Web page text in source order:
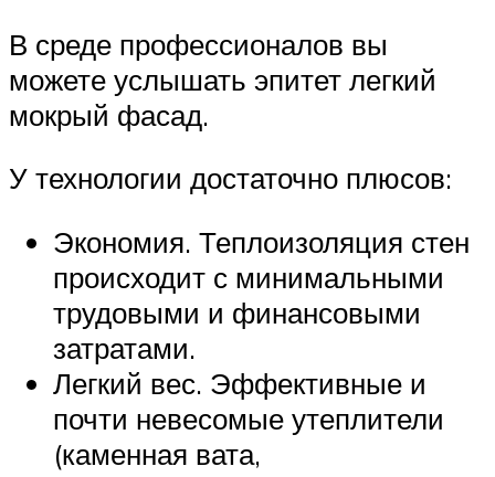
В среде профессионалов вы
можете услышать эпитет легкий
мокрый фасад.
У технологии достаточно плюсов:
Экономия. Теплоизоляция стен
происходит с минимальными
трудовыми и финансовыми
затратами.
Легкий вес. Эффективные и
почти невесомые утеплители
(каменная вата,